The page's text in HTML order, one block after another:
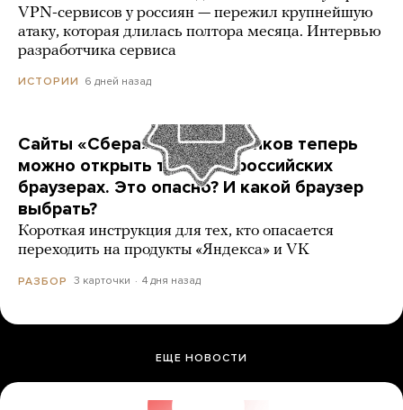
VPN-сервисов у россиян — пережил крупнейшую
атаку, которая длилась полтора месяца. Интервью
разработчика сервиса
ИСТОРИИ 6 дней назад
Сайты «Сбера» и других банков теперь
можно открыть только в российских
браузерах. Это опасно? И какой браузер
выбрать?
Короткая инструкция для тех, кто опасается
переходить на продукты «Яндекса» и VK
РАЗБОР 3 карточки 4 дня назад
ЕЩЕ НОВОСТИ